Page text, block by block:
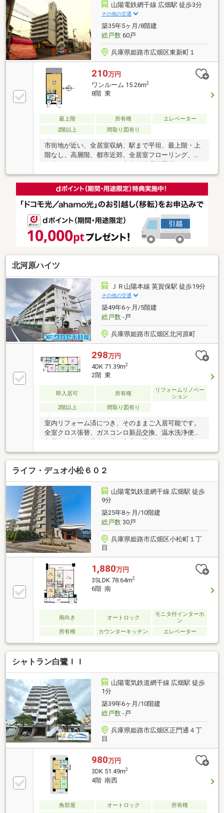
山陽電鉄網干線 広畑駅 徒歩3分
その他の交通
築35年5ヶ月/8階建
総戸数60戸
兵庫県姫路市広畑区東新町１
210万円
ワンルーム 15.26m2
8階 東
最上階 所有権
エレベーター
2階以上
間取り図有り
市街地が近い、全居室収納、駅まで平坦、最上階・上
階なし、高層階、都市近郊、全居室フローリング、平
せん。１階にコインランドリーがあります。最上階の
ため眺望・採光・通風良好です。
北河原ハイツ
ＪＲ山陽本線 英賀保駅 徒歩19分
その他の交通
築49年6ヶ月/5階建
総戸数-戸
兵庫県姫路市広畑区北河原町
298万円
4DK 71.39m2
2階 東
即入居可 所有権
リフォームリノベー
ション
2階以上
間取り図有り
室内リフォーム済につき、そのままご入居可能です。
全室クロス張替、ガスコンロ新品交換、温水洗浄便座
ある仕上がりとなっております。収納スペースも豊富
で、さらにトランクルーム付き。居住空間をスッキリ
広く使いたい方にもおすすめです。
ライフ・デュオ小松６０２
山陽電気鉄道網干線 広畑駅 徒歩
9分
築25年8ヶ月/10階建
総戸数30戸
兵庫県姫路市広畑区小松町１丁
目
1,880万円
3SLDK 78.64m2
6階 南
南向き オートロック
モニタ付インターホ
ン
所有権
カウンターキッチン エレベーター
シャトラン白鷺ＩＩ
山陽電気鉄道網干線 広畑駅 徒歩
1分
築39年6ヶ月/10階建
総戸数-戸
兵庫県姫路市広畑区正門通４丁
目
980万円
3DK 51.49m2
4階 南西
角部屋 オートロック 所有権